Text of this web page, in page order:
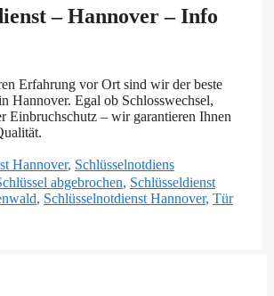
– Hannover – Info
Erfahrung vor Ort sind wir der beste
Hannover. Egal ob Schlosswechsel,
Einbruchschutz – wir garantieren Ihnen
Hannover, Schlüsselnotdiens
abgebrochen, Schlüsseldienst
, Schlüsselnotdienst Hannover, Tür